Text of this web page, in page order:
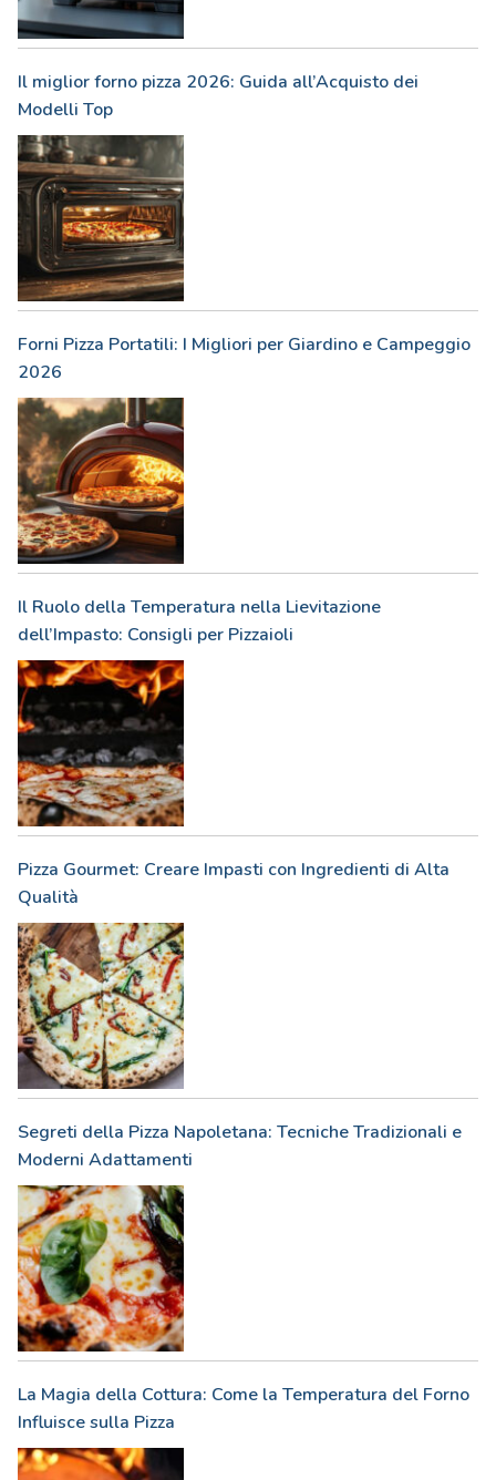
Il miglior forno pizza 2026: Guida all’Acquisto dei
Modelli Top
Forni Pizza Portatili: I Migliori per Giardino e Campeggio
2026
Il Ruolo della Temperatura nella Lievitazione
dell’Impasto: Consigli per Pizzaioli
Pizza Gourmet: Creare Impasti con Ingredienti di Alta
Qualità
Segreti della Pizza Napoletana: Tecniche Tradizionali e
Moderni Adattamenti
La Magia della Cottura: Come la Temperatura del Forno
Influisce sulla Pizza